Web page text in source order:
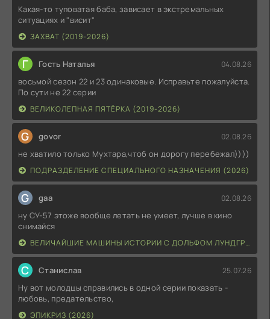
Какая-то туповатая баба, зависает в экстремальных
ситуациях и "висит"
ЗАХВАТ (2019-2026)
Г Гость Наталья 04.08.26
восьмой сезон 22 и 23 одинаковые. Исправьте пожалуйста.
По сути не 22 серии
ВЕЛИКОЛЕПНАЯ ПЯТЁРКА (2019-2026)
G govor 02.08.26
не хватило только Мухтара,чтоб он дорогу перебежал))))
ПОДРАЗДЕЛЕНИЕ СПЕЦИАЛЬНОГО НАЗНАЧЕНИЯ (2026)
G gaa 02.08.26
ну СУ-57 этоже вообще летать не умеет, лучше в кино
снимайся
ВЕЛИЧАЙШИЕ МАШИНЫ ИСТОРИИ С ДОЛЬФОМ ЛУНДГРЕНОМ (2026)
С Станислав 25.07.26
Ну вот молодцы справились в одной серии показать -
любовь, предательство,
ЭПИКРИЗ (2026)